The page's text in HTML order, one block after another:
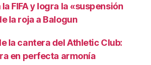
FIFA y logra la «suspensión
la roja a Balogun
la cantera del Athletic Club:
en perfecta armonía